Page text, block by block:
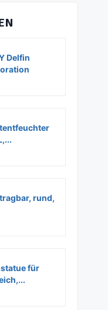
Delfin
rund,
für